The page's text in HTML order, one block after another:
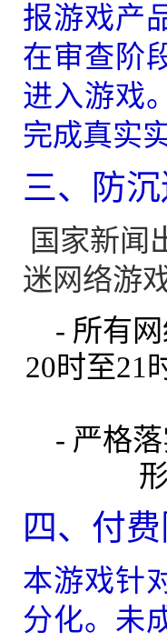
报游戏产
在审查阶
进入游戏
完成真实
三、防
国家新闻
迷网络游
- 所有
20时至21
- 严格
四、付费
本游戏针
分化。未